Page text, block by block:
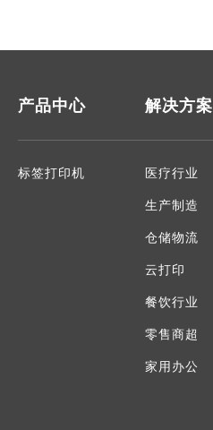
产品中心
标签打印机
解决方案
医疗行业
生产制造
仓储物流
云打印
餐饮行业
零售商超
家用办公